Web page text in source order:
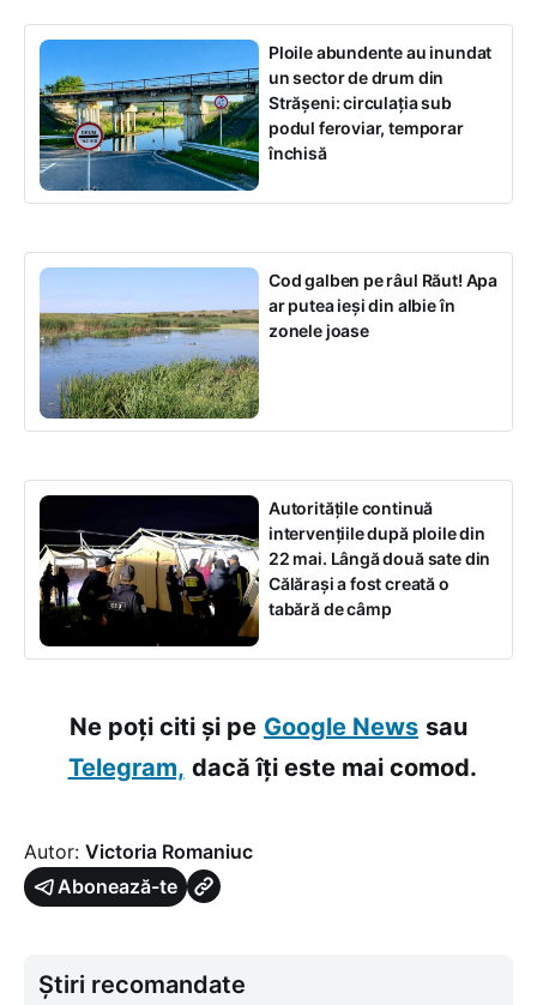
Ploile abundente au inundat
un sector de drum din
Strășeni: circulația sub
podul feroviar, temporar
închisă
Cod galben pe râul Răut! Apa
ar putea ieși din albie în
zonele joase
Autoritățile continuă
intervențiile după ploile din
22 mai. Lângă două sate din
Călărași a fost creată o
tabără de câmp
Ne poți citi și pe Google News sau
Telegram, dacă îți este mai comod.
Autor: Victoria Romaniuc
Abonează-te
Știri recomandate